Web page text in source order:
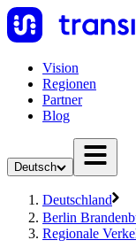
Vision
Regionen
Partner
Blog
Deutsch
Deutschland
Berlin
Regionale